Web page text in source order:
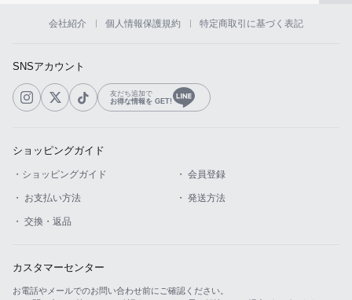
会社紹介 個人情報保護規約 特定商取引に基づく表記
SNSアカウント
友だち追加で
お得な情報を GET!
ショッピングガイド
・ショッピングガイド ・ 会員登録
・ お支払い方法 ・ 発送方法
・ 交換・返品
カスタマーセンター
お電話やメールでのお問い合わせ前にご確認ください。